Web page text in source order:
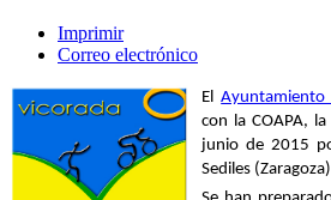
Imprimir
Correo electrónico
ElAyuntamiento
con la COAPA, la
junio de 2015
Sediles